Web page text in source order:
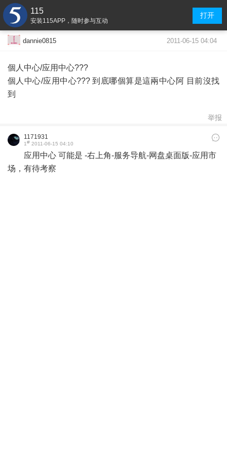
115
安装115APP，随时参与互动
打开
dannie0815 2011-06-15 04:04
個人中心/应用中心???
個人中心/应用中心??? 到底哪個算是這兩中心阿 目前沒找
到
举报
1171931
1# 2011-06-15 04:10
应用中心 可能是 -右上角-服务导航-网盘桌面版-应用市
场，有待考察